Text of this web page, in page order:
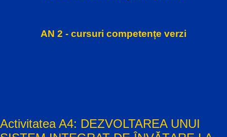
AN 2 - cursuri competențe verzi
Activitatea A4: DEZVOLTAREA UNUI